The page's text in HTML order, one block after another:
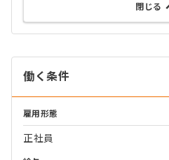
閉じる
働く条件
雇用形態
正社員